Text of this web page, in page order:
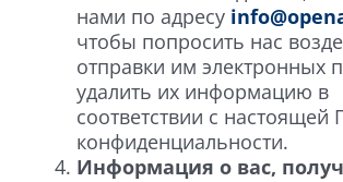
нами по адресу
чтобы попросить нас
отправки им электронных
удалить их информацию в
соответствии с настоящей
конфиденциальности.
Информация о вас,